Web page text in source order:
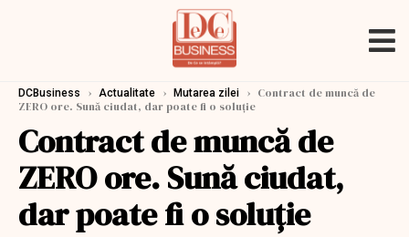
DCBusiness › Actualitate › Mutarea zilei › Contract de muncă de
ZERO ore. Sună ciudat, dar poate fi o soluție
Contract de muncă de
ZERO ore. Sună ciudat,
dar poate fi o soluție